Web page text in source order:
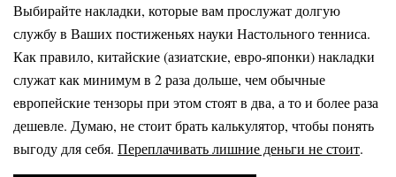
Выбирайте накладки, которые вам прослужат долгую
службу в Ваших постиженьях науки Настольного тенниса.
Как правило, китайские (азиатские, евро-японки) накладки
служат как минимум в 2 раза дольше, чем обычные
европейские тензоры при этом стоят в два, а то и более раза
дешевле. Думаю, не стоит брать калькулятор, чтобы понять
выгоду для себя. Переплачивать лишние деньги не стоит.